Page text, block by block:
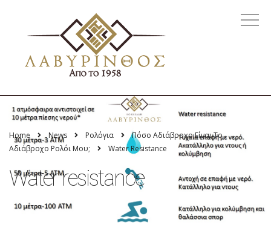
Home News Ρολόγια
Πόσο Αδιάβροχο Είναι Το
Αδιάβροχο Ρολόι Μου;
Water Resistance
Water resistance